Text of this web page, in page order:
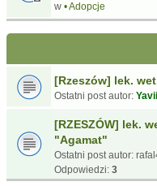
w • Adopcje
[Rzeszów] lek.
Ostatni post autor: Yavii
[RZESZÓW] lek.
"Agamat"
Ostatni post autor:
Odpowiedzi: 3